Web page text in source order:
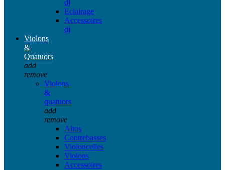
dj
Eclairage
Accessoires
dj
Violons
&
Quatuors
add
remove
Violons
&
quatuors
add
remove
Altos
Contrebasses
Violoncelles
Violons
Accessoires